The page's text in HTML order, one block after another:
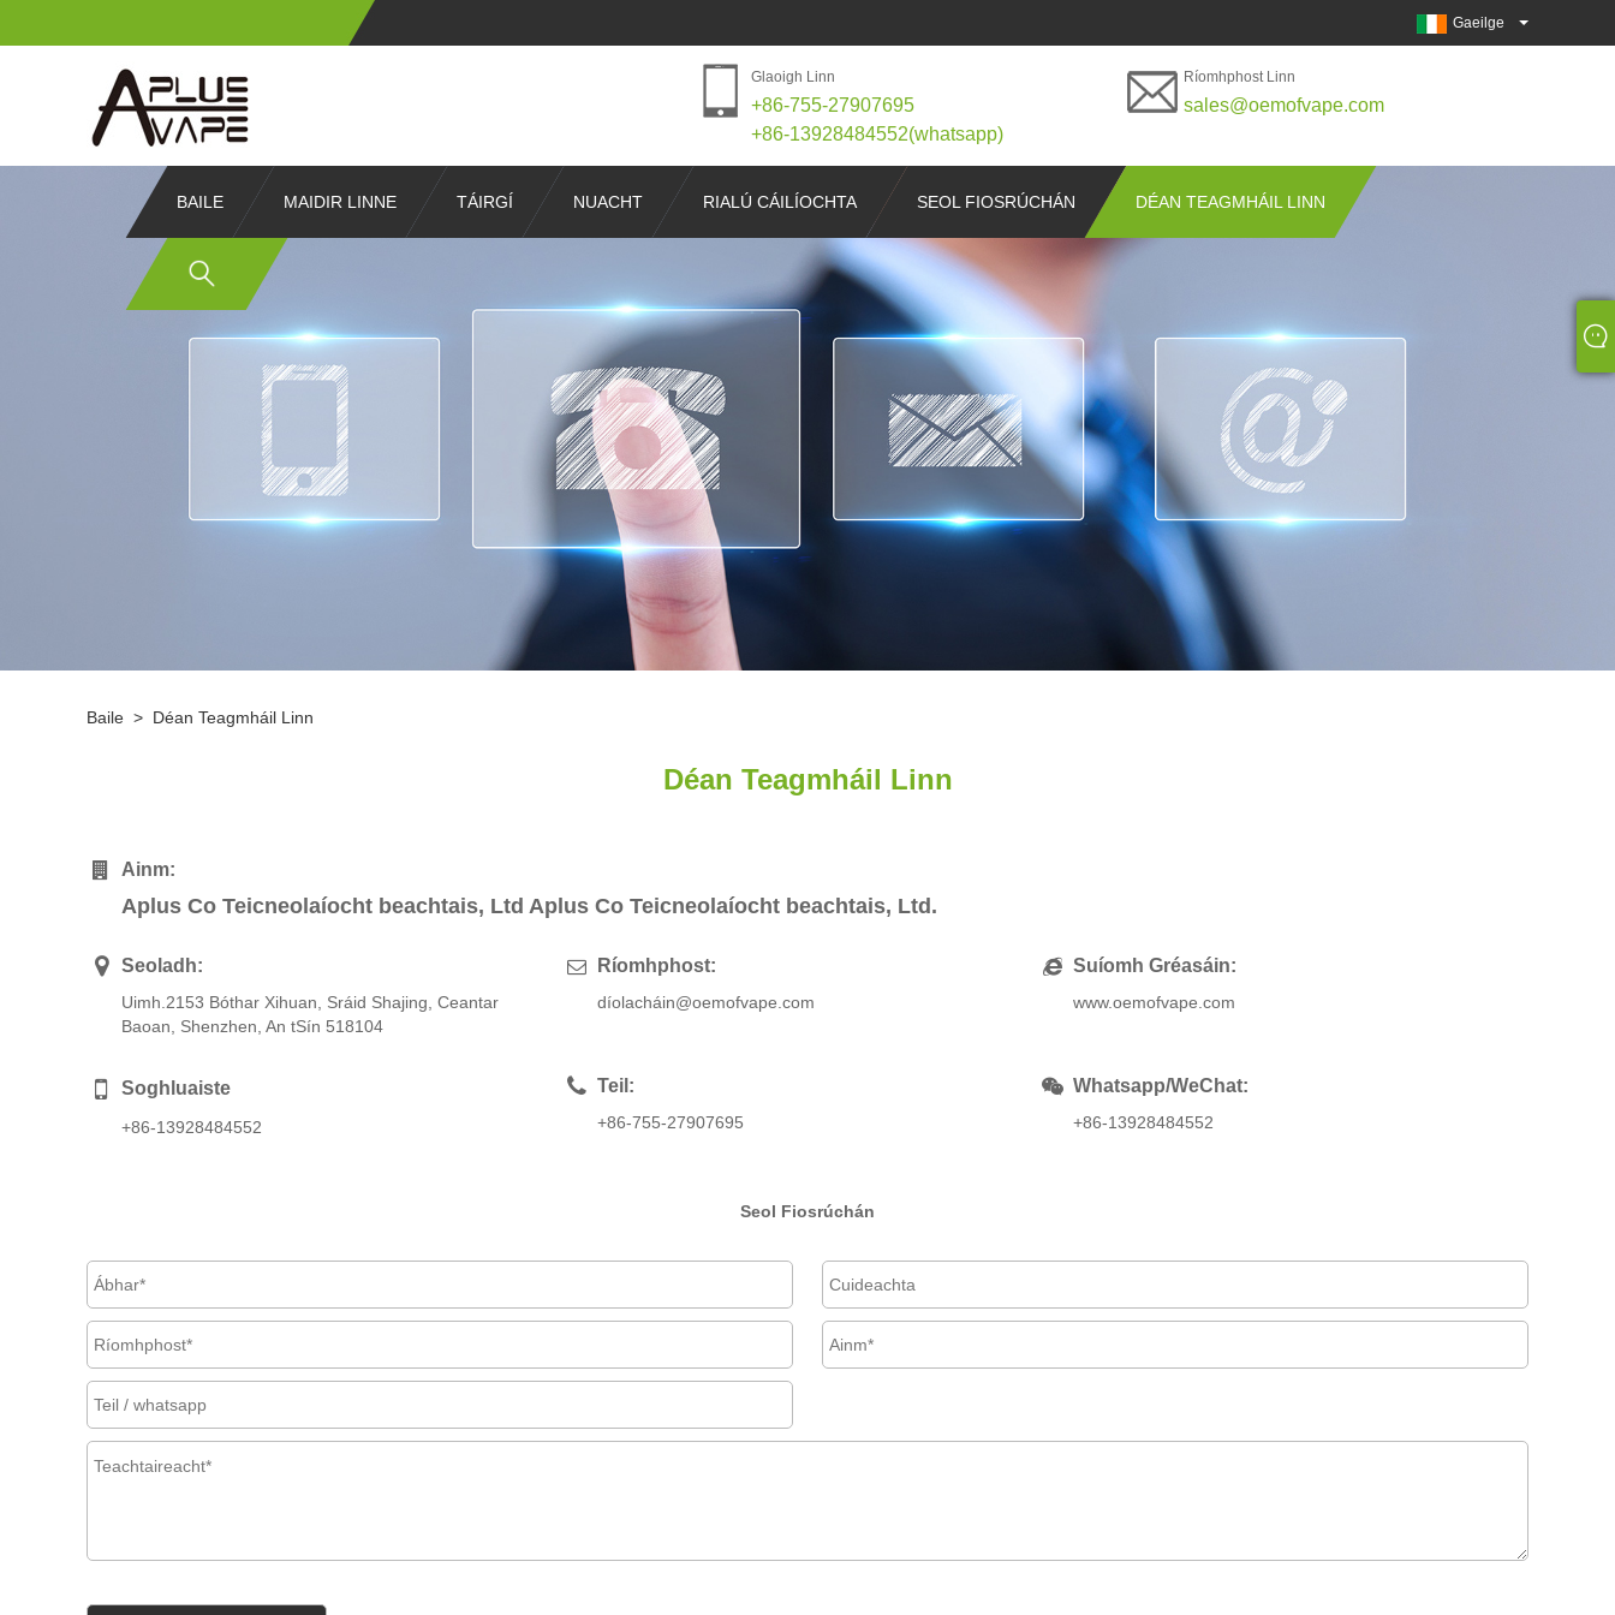
Gaeilge
Glaoigh Linn
+86-755-27907695
+86-13928484552(whatsapp)
Ríomhphost Linn
sales@oemofvape.com
BAILE MAIDIR LINNE TÁIRGÍ NUACHT RIALÚ CÁILÍOCHTA SEOL FIOSRÚCHÁN DÉAN TEAGMHÁIL LINN
Baile > Déan Teagmháil Linn
Déan Teagmháil Linn
Ainm:
Aplus Co Teicneolaíocht beachtais, Ltd Aplus Co Teicneolaíocht beachtais, Ltd.
Seoladh:
Uimh.2153 Bóthar Xihuan, Sráid Shajing, Ceantar
Baoan, Shenzhen, An tSín 518104
Ríomhphost:
díolacháin@oemofvape.com
Suíomh Gréasáin:
www.oemofvape.com
Soghluaiste
+86-13928484552
Teil:
+86-755-27907695
Whatsapp/WeChat:
+86-13928484552
Seol Fiosrúchán